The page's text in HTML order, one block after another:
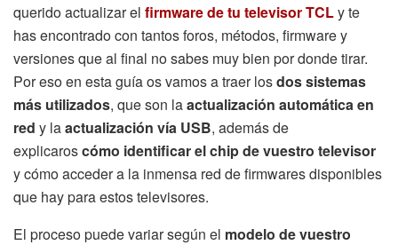
querido actualizar el firmware de tu televisor TCLy te
has encontrado con tantos foros, métodos, firmware y
versiones que al final no sabes muy bien por donde tirar.
Por eso en esta guía os vamos a traer losdos sistemas
más utilizados, que son laactualización automática en
red y laactualización vía USB, además de
explicaroscómo identificar el chip de vuestro televisor
y cómo acceder a la inmensa red de firmwares disponibles
que hay para estos televisores.
El proceso puede variar según el modelo de vuestro